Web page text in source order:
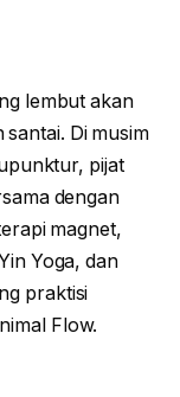
lembut akan
Di musim
pijat
dengan
magnet,
Yoga, dan
praktisi
Flow.